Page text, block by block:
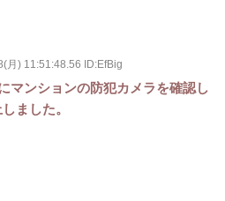
月) 11:51:48.56 ID:EfBig
マンションの防犯カメラを確認し
ました。